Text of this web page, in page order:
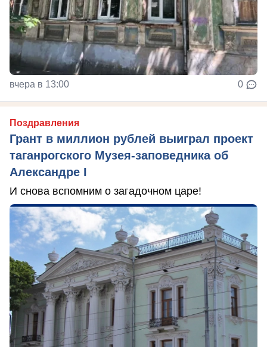
вчера в 13:00 0
Поздравления
Грант в миллион рублей выиграл проект
таганрогского Музея-заповедника об
Александре I
И снова вспомним о загадочном царе!